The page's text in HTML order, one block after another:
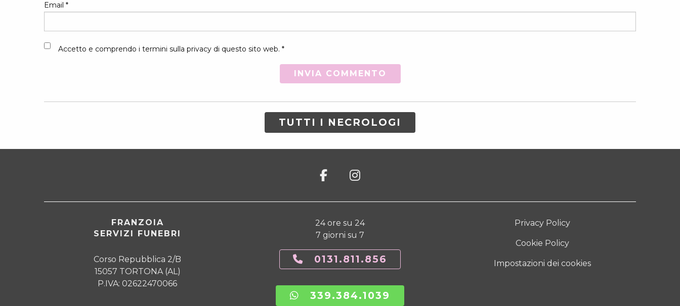
Email *
Accetto e comprendo i termini sulla privacy di questo sito web. *
TUTTI I NECROLOGI
FRANZOIA
SERVIZI FUNEBRI
Corso Repubblica 2/B
15057 TORTONA (AL)
P.IVA: 02622470066
24 ore su 24
7 giorni su 7
0131.811.856
339.384.1039
Privacy Policy
Cookie Policy
Impostazioni dei cookies